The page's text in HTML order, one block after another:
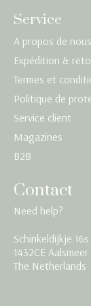
Service
A propos de nous
Expédition &
Termes et
Politique de
Service client
Magazines
B2B
Contact
Need help?
Schinkeldijkje 16s
1432CE Aalsmeer
The Netherlands